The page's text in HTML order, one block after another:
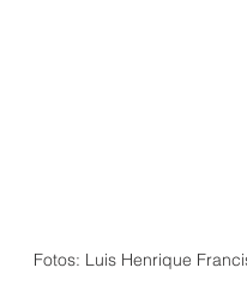
Fotos: Luis Henrique